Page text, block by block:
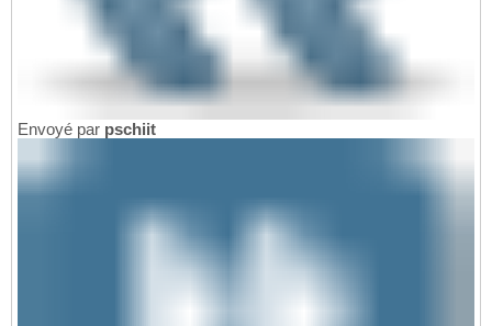
Envoyé par pschiit